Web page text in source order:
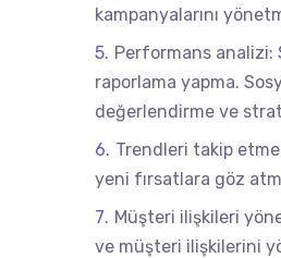
kampanyalarını
Performans analizi:
raporlama yapma.
değerlendirme ve
Trendleri takip
yeni fırsatlara göz
Müşteri ilişkileri
ve müşteri ilişkilerini